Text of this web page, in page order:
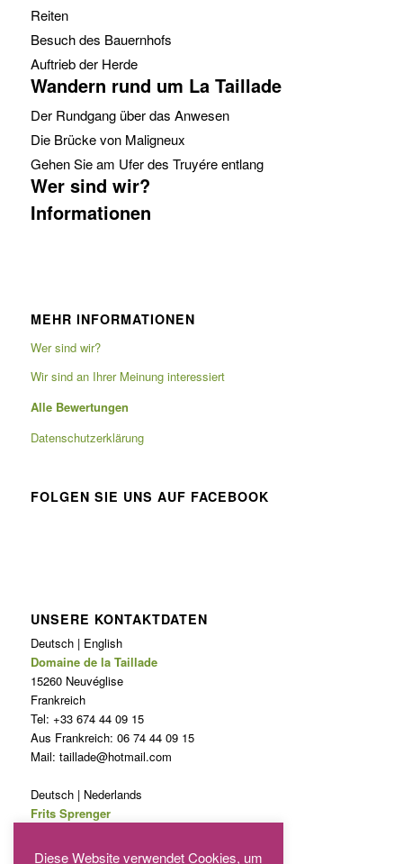
Reiten
Besuch des Bauernhofs
Auftrieb der Herde
Wandern rund um La Taillade
Der Rundgang über das Anwesen
Die Brücke von Maligneux
Gehen Sie am Ufer des Truyére entlang
Wer sind wir?
Informationen
MEHR INFORMATIONEN
Wer sind wir?
Wir sind an Ihrer Meinung interessiert
Alle Bewertungen
Datenschutzerklärung
FOLGEN SIE UNS AUF FACEBOOK
UNSERE KONTAKTDATEN
Deutsch | English
Domaine de la Taillade
15260 Neuvéglise
Frankreich
Tel: +33 674 44 09 15
Aus Frankreich: 06 74 44 09 15
Mail: taillade@hotmail.com
Deutsch | Nederlands
Frits Sprenger
Phone: 0031620846027
Diese Website verwendet Cookies, um